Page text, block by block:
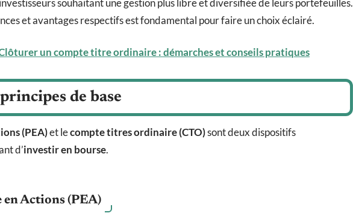
et avantages respectifs est fondamental pour faire un choix éclairé.
un compte titre ordinaire : démarches et conseils pratiques
de base
(PEA)et lecompte titres ordinaire (CTO)sont deux dispositifs
d’investir en bourse.
en Actions (PEA)